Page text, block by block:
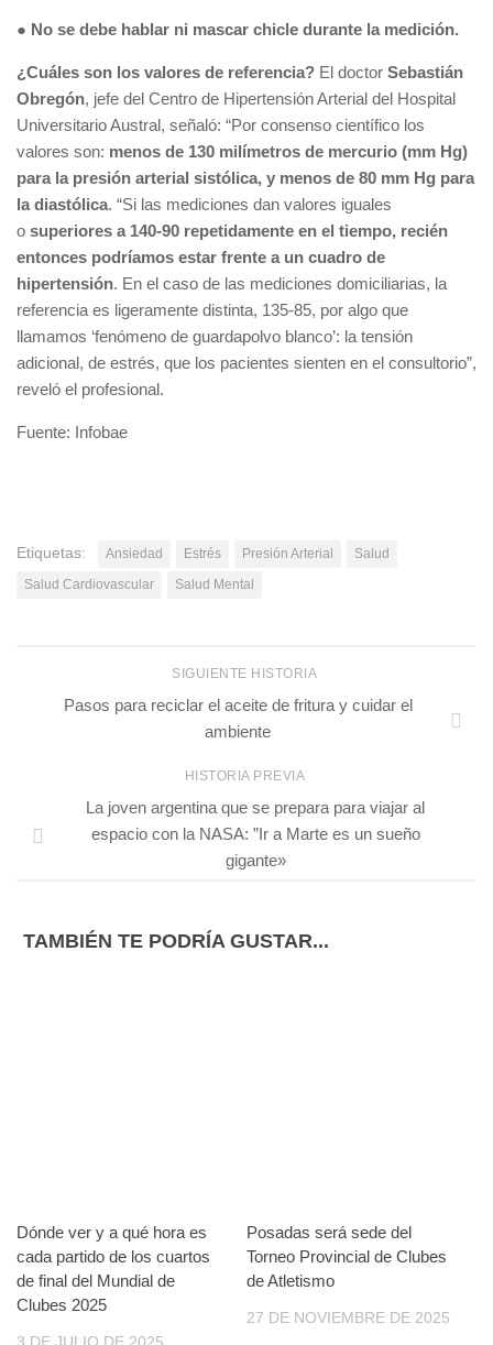
● No se debe hablar ni mascar chicle durante la medición.
¿Cuáles son los valores de referencia? El doctor Sebastián
Obregón, jefe del Centro de Hipertensión Arterial del Hospital
Universitario Austral, señaló: “Por consenso científico los
valores son: menos de 130 milímetros de mercurio (mm Hg)
para la presión arterial sistólica, y menos de 80 mm Hg para
la diastólica. “Si las mediciones dan valores iguales
o superiores a 140-90 repetidamente en el tiempo, recién
entonces podríamos estar frente a un cuadro de
hipertensión. En el caso de las mediciones domiciliarias, la
referencia es ligeramente distinta, 135-85, por algo que
llamamos ‘fenómeno de guardapolvo blanco’: la tensión
adicional, de estrés, que los pacientes sienten en el consultorio”,
reveló el profesional.
Fuente: Infobae
Etiquetas: Ansiedad Estrés Presión Arterial
Salud
Salud Cardiovascular
Salud Mental
SIGUIENTE HISTORIA
Pasos para reciclar el aceite de fritura y cuidar el
ambiente
HISTORIA PREVIA
La joven argentina que se prepara para viajar al
espacio con la NASA: ”Ir a Marte es un sueño
gigante»
TAMBIÉN TE PODRÍA GUSTAR...
Dónde ver y a qué hora es
cada partido de los cuartos
de final del Mundial de
Clubes 2025
Posadas será sede del
Torneo Provincial de Clubes
de Atletismo
27 DE NOVIEMBRE DE 2025